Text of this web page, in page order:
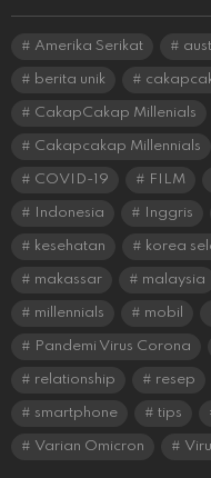
Amerika Serikat
berita unik
CakapCakap Millenials
Cakapcakap Millennials
COVID-19 FILM
Indonesia Inggris
kesehatan korea
makassar malaysia
millennials mobil
Pandemi Virus Corona
relationship resep
smartphone tips
Varian Omicron